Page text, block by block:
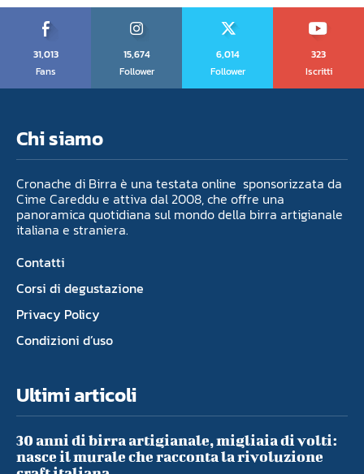
31,013
Fans
15,674
Follower
6,014
Follower
323
Iscritti
Chi siamo
Cronache di Birra è una testata online sponsorizzata da
Cime Careddu e attiva dal 2008, che offre una
panoramica quotidiana sul mondo della birra artigianale
italiana e straniera.
Contatti
Corsi di degustazione
Privacy Policy
Condizioni d’uso
Ultimi articoli
30 anni di birra artigianale, migliaia di volti:
nasce il murale che racconta la rivoluzione